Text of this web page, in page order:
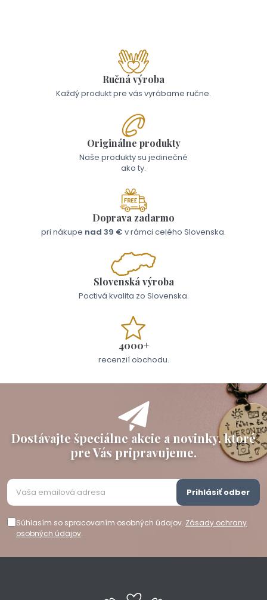
Ručná výroba
Každý produkt pre vás vyrábame ručne.
Originálne produkty
Naše produkty su jedinečné
ako ty.
Doprava zadarmo
pri nákupe nad 39 € v rámci celého Slovenska.
Slovenská výroba
Poctivá kvalita zo Slovenska.
4000+
recenzií obchodu.
Dostávajte špeciálne akcie a novinky, ktoré
pre Vás pripravujeme.
Súhlasím so spracovaním osobných údajov. Zásady ochrany
osobných údajov.
Prihlásiť odber